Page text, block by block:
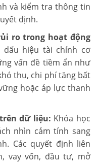
và kiểm tra thông tin
định.
ro trong hoạt động
dấu hiệu tài chính cơ
vấn đề tiềm ẩn như
thu, chi phí tăng bất
hoặc áp lực thanh
dữ liệu: Khóa học
nhìn cảm tính sang
Các quyết định liên
vay vốn, đầu tư, mở